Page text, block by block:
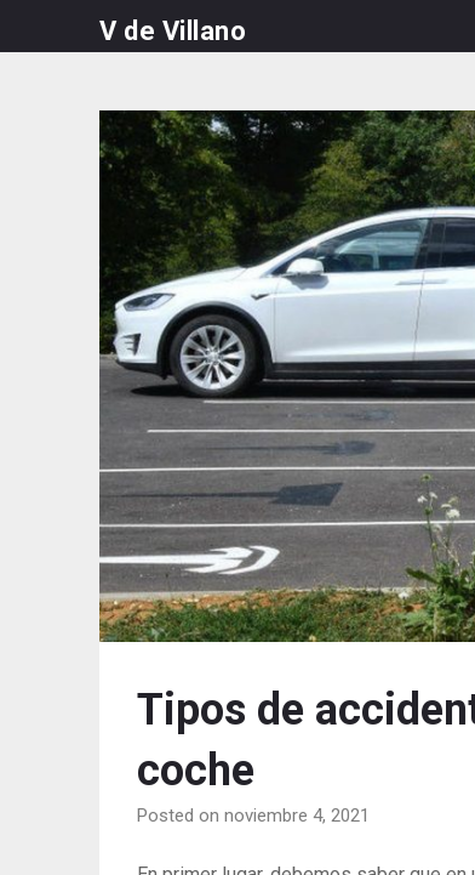
V de Villano
Tipos de
coche
Posted on noviembre 4, 2021